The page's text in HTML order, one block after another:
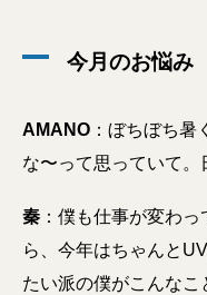
今月のお悩み
AMANO ：ぼちぼち
な〜って思っていて
秦 ：僕も仕事が変わ
ら、今年はちゃんと
たい派の僕がこんな